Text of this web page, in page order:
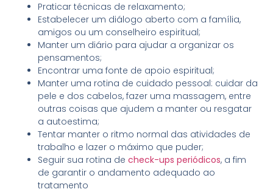
Praticar técnicas de relaxamento;
Estabelecer um diálogo aberto com a família,
amigos ou um conselheiro espiritual;
Manter um diário para ajudar a organizar os
pensamentos;
Encontrar uma fonte de apoio espiritual;
Manter uma rotina de cuidado pessoal: cuidar da
pele e dos cabelos, fazer uma massagem, entre
outras coisas que ajudem a manter ou resgatar
a autoestima;
Tentar manter o ritmo normal das atividades de
trabalho e lazer o máximo que puder;
Seguir sua rotina decheck-ups periódicos, a fim
de garantir o andamento adequado ao
tratamento